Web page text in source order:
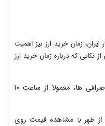
ایران، زمان خرید ارز نیز اهمیت
نکاتی که درباره زمان خرید ارز
قیمت خرید و فروش ارزها در صرافی ها، معمولا از ساعت ۱۰
تا قبل از ساعت ۳ بعد از ظهر با مشاهده قیمت روی